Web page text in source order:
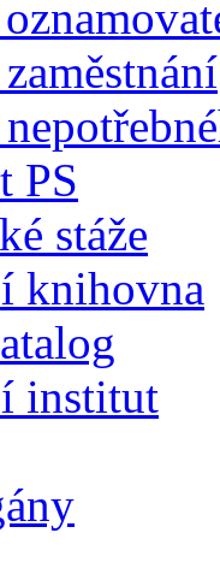
PS
stáže
knihovna
institut